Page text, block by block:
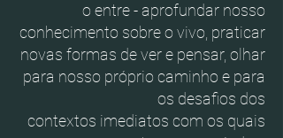
o entre - aprofundar nosso
conhecimento sobre o vivo, praticar
novas formas de ver e pensar, olhar
para nosso próprio caminho e para
os desafios dos
contextos imediatos com os quais